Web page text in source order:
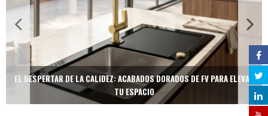
EL DESPERTAR DE LA CALIDEZ: ACABADOS DORADOS DE FV PARA ELEVAR
TU ESPACIO